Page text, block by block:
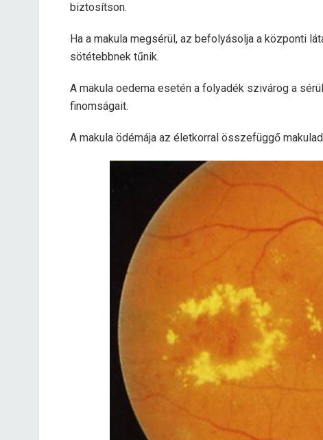
biztosítson.
Ha a makula megsérül, az befolyásolja a központi
sötétebbnek tűnik.
A makula oedema esetén a folyadék szivárog a
finomságait.
A makula ödémája az életkorral összefüggő